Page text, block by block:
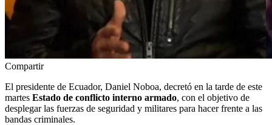
Compartir
El presidente de Ecuador, Daniel Noboa, decretó en la tarde de este
martes Estado de conflicto interno armado, con el objetivo de
desplegar las fuerzas de seguridad y militares para hacer frente a las
bandas criminales.